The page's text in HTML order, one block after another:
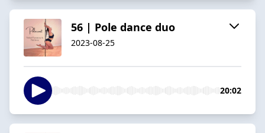
56 | Pole dance duo
2023-08-25
20:02